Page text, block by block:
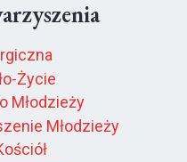
Życie
Młodzieży
Młodzieży